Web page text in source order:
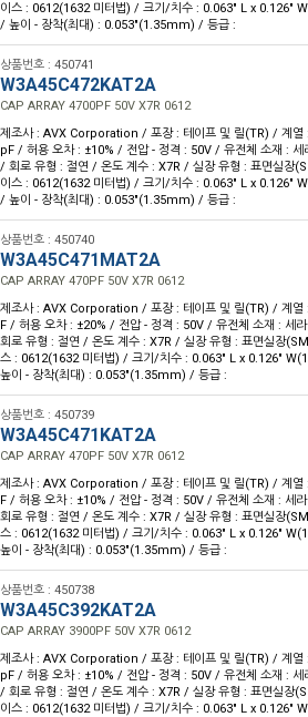
이스 : 0612(1632 미터법) / 크기/치수 : 0.063" L x 0.126"
/ 높이 - 장착(최대) : 0.053"(1.35mm) / 등급 :
상품번호 : 450741
W3A45C472KAT2A
CAP ARRAY 4700PF 50V X7R 0612
제조사 : AVX Corporation / 포장 : 테이프 및 릴(TR) / 계열
pF / 허용 오차 : ±10% / 전압 - 정격 : 50V / 유전체 소재 : 세
/ 회로 유형 : 절연 / 온도 계수 : X7R / 실장 유형 : 표면실장
이스 : 0612(1632 미터법) / 크기/치수 : 0.063" L x 0.126"
/ 높이 - 장착(최대) : 0.053"(1.35mm) / 등급 :
상품번호 : 450740
W3A45C471MAT2A
CAP ARRAY 470PF 50V X7R 0612
제조사 : AVX Corporation / 포장 : 테이프 및 릴(TR) / 계
F / 허용 오차 : ±20% / 전압 - 정격 : 50V / 유전체 소재 : 세
회로 유형 : 절연 / 온도 계수 : X7R / 실장 유형 : 표면실장
스 : 0612(1632 미터법) / 크기/치수 : 0.063" L x 0.126"
높이 - 장착(최대) : 0.053"(1.35mm) / 등급 :
상품번호 : 450739
W3A45C471KAT2A
CAP ARRAY 470PF 50V X7R 0612
제조사 : AVX Corporation / 포장 : 테이프 및 릴(TR) / 계
F / 허용 오차 : ±10% / 전압 - 정격 : 50V / 유전체 소재 : 세
회로 유형 : 절연 / 온도 계수 : X7R / 실장 유형 : 표면실장
스 : 0612(1632 미터법) / 크기/치수 : 0.063" L x 0.126"
높이 - 장착(최대) : 0.053"(1.35mm) / 등급 :
상품번호 : 450738
W3A45C392KAT2A
CAP ARRAY 3900PF 50V X7R 0612
제조사 : AVX Corporation / 포장 : 테이프 및 릴(TR) / 계열
pF / 허용 오차 : ±10% / 전압 - 정격 : 50V / 유전체 소재 : 세
/ 회로 유형 : 절연 / 온도 계수 : X7R / 실장 유형 : 표면실장
이스 : 0612(1632 미터법) / 크기/치수 : 0.063" L x 0.126"